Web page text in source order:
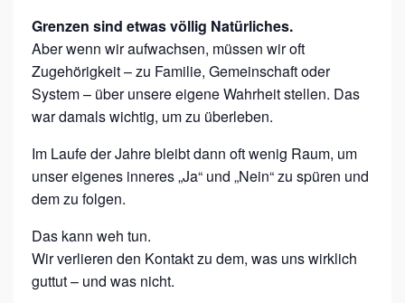
S
H
O
P
„
L
E
B
E
D
E
Grenzen sind etwas völlig Natürliches.
Aber wenn wir aufwachsen, müssen wir oft
Zugehörigkeit – zu Familie, Gemeinschaft oder
System – über unsere eigene Wahrheit stellen. Das
war damals wichtig, um zu überleben.
Im Laufe der Jahre bleibt dann oft wenig Raum, um
unser eigenes inneres „Ja“ und „Nein“ zu spüren und
dem zu folgen.
Das kann weh tun.
Wir verlieren den Kontakt zu dem, was uns wirklich
guttut – und was nicht.